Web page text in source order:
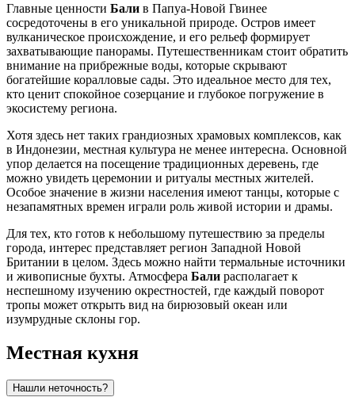
Главные ценности Бали в Папуа-Новой Гвинее
сосредоточены в его уникальной природе. Остров имеет
вулканическое происхождение, и его рельеф формирует
захватывающие панорамы. Путешественникам стоит обратить
внимание на прибрежные воды, которые скрывают
богатейшие коралловые сады. Это идеальное место для тех,
кто ценит спокойное созерцание и глубокое погружение в
экосистему региона.
Хотя здесь нет таких грандиозных храмовых комплексов, как
в Индонезии, местная культура не менее интересна. Основной
упор делается на посещение традиционных деревень, где
можно увидеть церемонии и ритуалы местных жителей.
Особое значение в жизни населения имеют танцы, которые с
незапамятных времен играли роль живой истории и драмы.
Для тех, кто готов к небольшому путешествию за пределы
города, интерес представляет регион Западной Новой
Британии в целом. Здесь можно найти термальные источники
и живописные бухты. Атмосфера Бали располагает к
неспешному изучению окрестностей, где каждый поворот
тропы может открыть вид на бирюзовый океан или
изумрудные склоны гор.
Местная кухня
Нашли неточность?